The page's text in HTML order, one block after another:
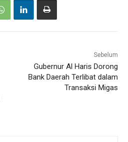
Sebelum
Gubernur Al Haris Dorong
Bank Daerah Terlibat dalam
Transaksi Migas